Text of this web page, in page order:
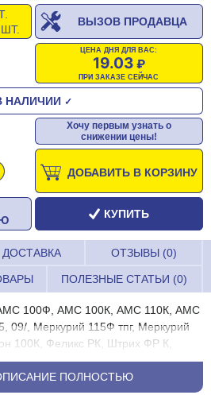
ВЫЗОВ ПРОДАВЦА
ЦЕНА ДНЯ ДЛЯ ВАС:
19.03
ПРИ ЗАКАЗЕ СЕЙЧАС
НАЛИЧИИ ✓
Хочу первым узнать о
снижении цены!
ДОБАВИТЬ В КОРЗИНУ
КУПИТЬ
ДОСТАВКА ОТЗЫВЫ (0)
ПОЛЕЗНЫЕ СТАТЬИ (0)
100Ф, АМС 100К, АМС 110К, АМС
09/, Меркурий 115Ф тпг, Меркурий
100К, Феликс РК, Штрих ФР К,
57 мм, намотка 23-26 м ,
ПОЛНОСТЬЮ